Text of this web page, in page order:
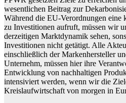
wesentlichen Beitrag zur
Während die EU-Verordnungen eine
zu Investitionen aufruft, müssen wir
derzeitigen Marktdynamik sehen,
Investitionen nicht getätigt. Alle
einschließlich der Markenhersteller
Unternehm, müssen hier ihre
Entwicklung von nachhaltigen
intensiviert werden, wenn wir die
Kreislaufwirtschaft von morgen in